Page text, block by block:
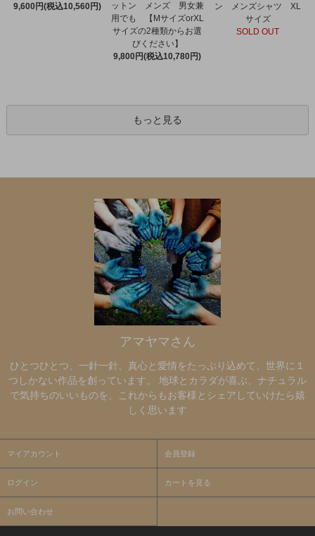
9,600円(税込10,560円)
ットン メンズ 男女兼
用でも 【MサイズorXL
サイズの2種類からお選
びください】
9,800円(税込10,780円)
ン メンズシャツ XL
サイズ
SOLD OUT
もっと見る
アマヤマさん
ひとつひとつ、一針一針、真心と愛情をたっぷり込めて、世界に１
つしかない作品を創っています。 地球とカラダが喜ぶ、ナチュラル
で気持ちのいいものを、これからもお客様とシェアしていけたら嬉
しく思います
マイアカウント 会員登録
ログイン カートを見る
お問い合わせ